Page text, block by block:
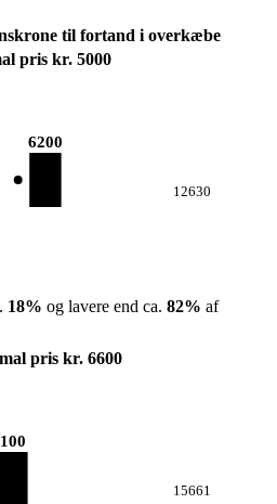
til fortand i overkæbe
pris kr. 5000
6200
12630
18% og lavere end ca. 82% af
pris kr. 6600
15661